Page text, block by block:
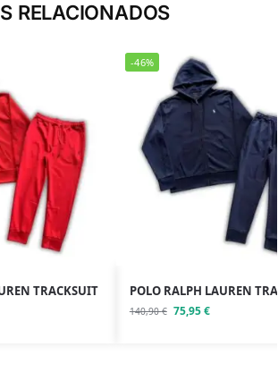
RELACIONADOS
TRACKSUIT
-46%
POLO RALPH LAUREN
140,90€ 75,95€